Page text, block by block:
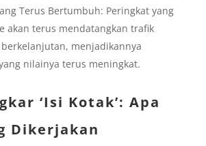
Terus Bertumbuh: Peringkat yang
akan terus mendatangkan trafik
menjadikannya
nilainya terus meningkat.
‘Isi Kotak’: Apa
Dikerjakan